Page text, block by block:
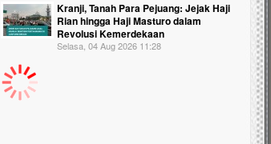
Kranji, Tanah Para Pejuang: Jejak Haji
Rian hingga Haji Masturo dalam
Revolusi Kemerdekaan
Selasa, 04 Aug 2026 11:28